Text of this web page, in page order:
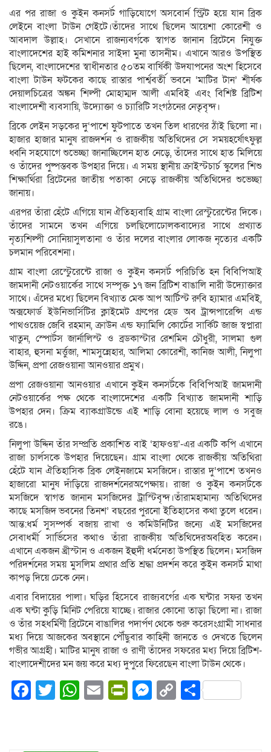
এর পর রাজা ও কুইন কনসর্ট গাড়িযোগে অসবোর্ন স্ট্রিট হয়ে যান ব্রিক
লেইনে বাংলা টাউন গেইটে।তাঁদের সাথে ছিলেন আয়েশা কোরেশী ও
আবদাল উল্লাহ। সেখানে রাজন্যবর্গকে স্বাগত জানান ব্রিটেনে নিযুক্ত
বাংলাদেশের হাই কমিশনার সাইদা মুনা তাসনীম। এখানে আরও উপস্থিত
ছিলেন, বাংলাদেশের স্বাধীনতার ৫০তম বার্ষিকী উদযাপনের অংশ হিসেবে
বাংলা টাউন ফটকের কাছে রাস্তার পার্শ্ববর্তী ভবনে ‘মাটির টান’ শীর্ষক
দেয়ালচিত্রের অঙ্কন শিল্পী মোহাম্মদ আলী এমবিই এবং বিশিষ্ট ব্রিটিশ
বাংলাদেশী ব্যবসায়ি, উদ্যোক্তা ও চ্যারিটি সংগঠনের নেতৃবৃন্দ।
ব্রিকে লেইন সড়কের দু‘পাশে ফুটপাতে তখন তিল ধারণের ঠাঁই ছিলো না।
হাজার হাজার মানুষ রাজদর্শন ও রাজকীয় অতিথিদের সে সময়হর্ষোৎফুল্ল
ধ্বনি সহযোগে শুভেচ্ছা জানাচ্ছিলেন হাত নেড়ে, তাঁদের সাথে হাত মিলিয়ে
ও তাঁদের পুষ্পস্তবক উপহার দিয়ে। এ সময় স্থানীয় ক্রাইস্টচার্চ স্কুলের শিশু
শিক্ষার্থিরা ব্রিটেনের জাতীয় পতাকা নেড়ে রাজকীয় অতিথিদের শুভেচ্ছা
জানায়।
এরপর তাঁরা হেঁটে এগিয়ে যান ঐতিহ্যবাহি গ্রাম বাংলা রেস্টুরেন্টের দিকে।
তাঁদের সামনে তখন এগিয়ে চলছিলোঢোলকবাদ্যের সাথে প্রখ্যাত
নৃত্যশিল্পী সোনিয়াসুলতানা ও তাঁর দলের বাংলার লোকজ নৃত্যের একটি
চলমান পরিবেশনা।
গ্রাম বাংলা রেস্টেুরেন্টে রাজা ও কুইন কনসর্ট পরিচিতি হন বিবিপিআই
জামদানী নেটওয়ার্কের সাথে সম্পৃক্ত ১৭ জন ব্রিটিশ বাঙালি নারী উদ্যোক্তার
সাথে। এঁদের মধ্যে ছিলেন বিখ্যাত মেক আপ আর্টিস্ট রুবি হ্যামার এমবিই,
অক্সফোর্ড ইউনিভার্সিটির ক্লাইমেট গ্রুপের হেড অব ট্রান্সপারেন্সি এন্ড
পাথওয়েজ জেবি রহমান, ক্রাউন এন্ড ফ্যামিলি কোর্টের সার্কিট জাজ স্বপ্নারা
খাতুন, স্পোর্টস জার্নালিস্ট ও ব্রডকাস্টার রেশমিন চৌধুরী, সালমা গুল
বাহার, হুসনা মর্ত্তুজা, শামসুন্নেহার, আলিমা কোরেশী, কানিজ আলী, নিলুপা
উদ্দিন, প্রপা রেজওয়ানা আনওয়ার প্রমুখ।
প্রপা রেজওয়ানা আনওয়ার এখানে কুইন কনসর্টকে বিবিপিআই জামদানী
নেটওয়ার্কের পক্ষ থেকে বাংলাদেশের একটি বিখ্যাত জামদানী শাড়ি
উপহার দেন। ক্রিম ব্যাকগ্রাউন্ডে এই শাড়ি বোনা হয়েছে লাল ও সবুজ
রঙে।
নিলুপা উদ্দিন তাঁর সম্প্রতি প্রকাশিত বাই ‘হাফওয়’-এর একটি কপি এখানে
রাজা চার্লসকে উপহার দিয়েছেন। গ্রাম বাংলা থেকে রাজকীয় অতিথিরা
হেঁটে যান ঐতিহাসিক ব্রিক লেইনজামে মসজিদে। রাস্তার দু’পাশে তখনও
হাজারো মানুষ দাঁড়িয়ে রাজদর্শনেরঅপেক্ষায়। রাজা ও কুইন কনসর্টকে
মসজিদে স্বাগত জানান মসজিদের ট্রাস্টিবৃন্দ।তাঁরামহামান্য অতিথিদের
কাছে মসজিদ ভবনের তিনশ’ বছরের পুরনো ইতিহাসের কথা তুলে ধরেন।
আন্ত:ধর্ম সুসম্পর্ক বজায় রাখা ও কমিউনিটির জন্যে এই মসজিদের
সেবাধর্মী সার্ভিসের কথাও তাঁরা রাজকীয় অতিথিদেরঅবহিত করেন।
এখানে একজন খ্রীস্টান ও একজন ইহুদী ধর্মনেতা উপস্থিত ছিলেন। মসজিদ
পরিদর্শনের সময় মুসলিম প্রথার প্রতি শ্রদ্ধা প্রদর্শন করে কুইন কনসর্ট মাথা
কাপড় দিয়ে ঢেকে নেন।
এবার বিদায়ের পালা। ঘড়ির হিসেবে রাজ্যবর্গের এক ঘন্টার সফর তখন
এক ঘন্টা কুড়ি মিনিট পেরিয়ে যাচ্ছে। রাজার কোনো তাড়া ছিলো না। রাজা
ও তাঁর সহধর্মিণী ব্রিটেনে বাঙালির পদার্পণ থেকে শুরু করেসংগ্রামী সাধনার
মধ্য দিয়ে আজকের অবস্থানে পৌঁছুবার কাহিনী জানতে ও দেখতে ছিলেন
গভীর আগ্রহী। মাটির মানুষ রাজা ও রাণী তাঁদের সফরের মধ্য দিয়ে ব্রিটিশ-
বাংলাদেশীদের মন জয় করে মধ্য দুপুরে ফিরেছেন বাংলা টাউন থেকে।
Facebook
Twitter
WhatsApp
EmailPrintFriendly
Messenger
CopyShare